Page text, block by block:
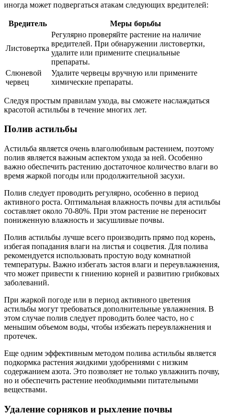
иногда может подвергаться атакам следующих вредителей:
Вредитель Меры борьбы
Листовертка
Регулярно проверяйте растение на наличие
вредителей. При обнаружении листовертки,
удалите или примените специальные
препараты.
Слюневой
червец
Удалите червецы вручную или примените
химические препараты.
Следуя простым правилам ухода, вы сможете наслаждаться
красотой астильбы в течение многих лет.
Полив астильбы
Астильба является очень влаголюбивым растением, поэтому
полив является важным аспектом ухода за ней. Особенно
важно обеспечить растению достаточное количество влаги во
время жаркой погоды или продолжительной засухи.
Полив следует проводить регулярно, особенно в период
активного роста. Оптимальная влажность почвы для астильбы
составляет около 70-80%. При этом растение не переносит
пониженную влажность и засушливые почвы.
Полив астильбы лучше всего производить прямо под корень,
избегая попадания влаги на листья и соцветия. Для полива
рекомендуется использовать простую воду комнатной
температуры. Важно избегать застоя влаги и переувлажнения,
что может привести к гниению корней и развитию грибковых
заболеваний.
При жаркой погоде или в период активного цветения
астильбы могут требоваться дополнительные увлажнения. В
этом случае полив следует проводить более часто, но с
меньшим объемом воды, чтобы избежать переувлажнения и
протечек.
Еще одним эффективным методом полива астильбы является
подкормка растения жидкими удобрениями с низким
содержанием азота. Это позволяет не только увлажнить почву,
но и обеспечить растение необходимыми питательными
веществами.
Удаление сорняков и рыхление почвы